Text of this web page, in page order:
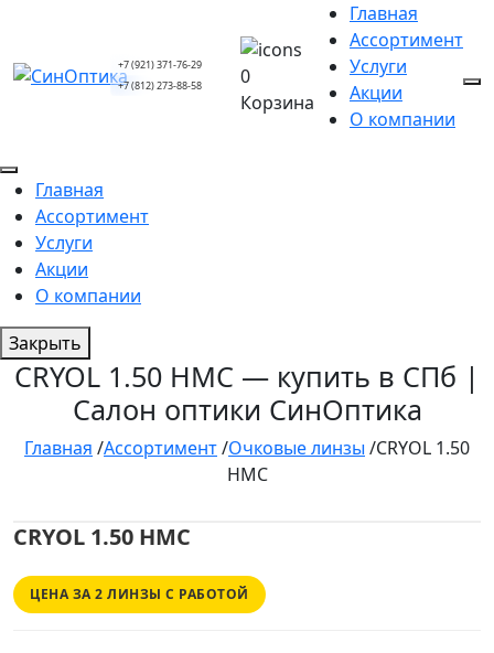
+7 (921) 371-76-29
+7 (812) 273-88-58
0
Корзина
Главная
Ассортимент
Услуги
Акции
О компании
Главная
Ассортимент
Услуги
Акции
О компании
Закрыть
CRYOL 1.50 HMC — купить в СПб |
Салон оптики СинОптика
Главная /Ассортимент/Очковые линзы /CRYOL 1.50
HMC
CRYOL 1.50 HMC
ЦЕНА ЗА 2 ЛИНЗЫ С РАБОТОЙ